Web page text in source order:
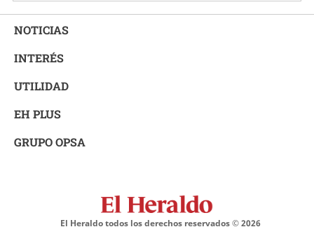
NOTICIAS
INTERÉS
UTILIDAD
EH PLUS
GRUPO OPSA
El Heraldo todos los derechos reservados ©2026